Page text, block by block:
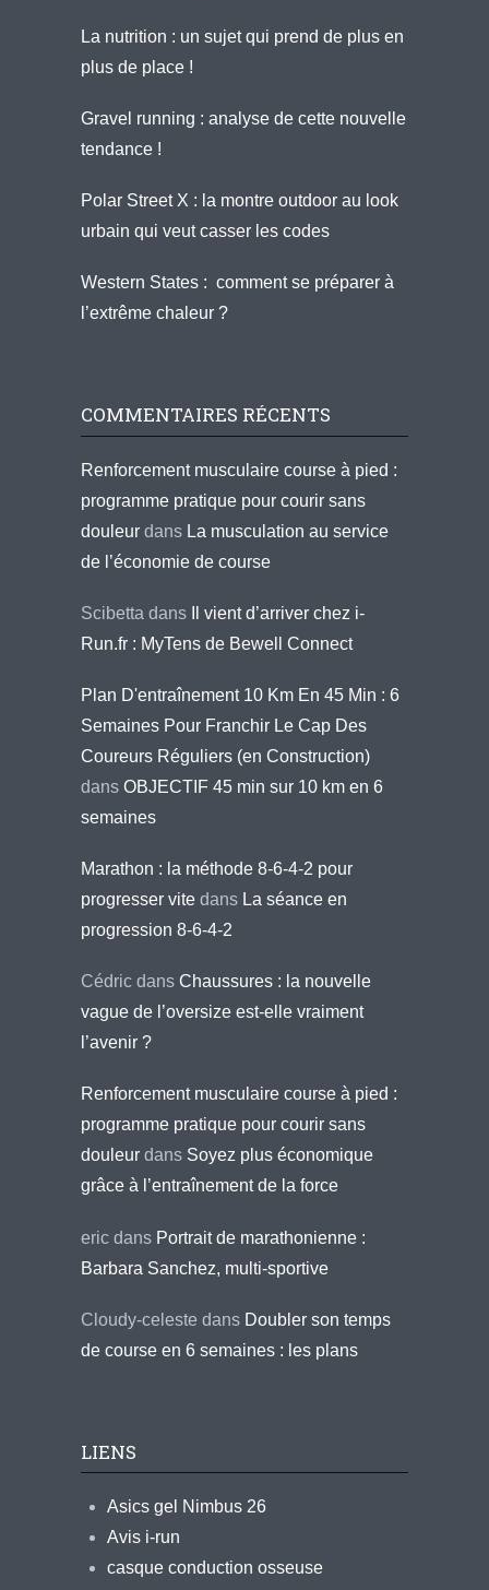
La nutrition : un sujet qui prend de plus en
plus de place !
Gravel running : analyse de cette nouvelle
tendance !
Polar Street X : la montre outdoor au look
urbain qui veut casser les codes
Western States : comment se préparer à
l’extrême chaleur ?
COMMENTAIRES RÉCENTS
Renforcement musculaire course à pied :
programme pratique pour courir sans
douleur dans La musculation au service
de l’économie de course
Scibetta dans
Il vient d’arriver chez i-
Run.fr : MyTens de Bewell Connect
Plan D'entraînement 10 Km En 45 Min : 6
Semaines Pour Franchir Le Cap Des
Coureurs Réguliers (en Construction)
dans OBJECTIF 45 min sur 10 km en 6
semaines
Marathon : la méthode 8-6-4-2 pour
progresser vite dans La séance en
progression 8-6-4-2
Cédric dans Chaussures : la nouvelle
vague de l’oversize est-elle vraiment
l’avenir ?
Renforcement musculaire course à pied :
programme pratique pour courir sans
douleur dans Soyez plus économique
grâce à l’entraînement de la force
eric dans Portrait de marathonienne :
Barbara Sanchez, multi-sportive
Cloudy-celeste dans Doubler son temps
de course en 6 semaines : les plans
LIENS
Asics gel Nimbus 26
Avis i-run
casque conduction osseuse